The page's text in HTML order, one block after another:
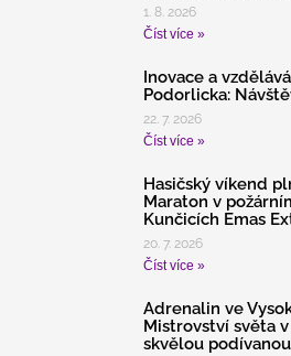
1. 8. 2026
Číst více »
Inovace a
Podorlicka:
22. 7. 2026
Číst více »
Hasičský víkend
Maraton v
Kunčicích Emas
20. 7. 2026
Číst více »
Adrenalin ve
Mistrovství světa
skvělou podívanou